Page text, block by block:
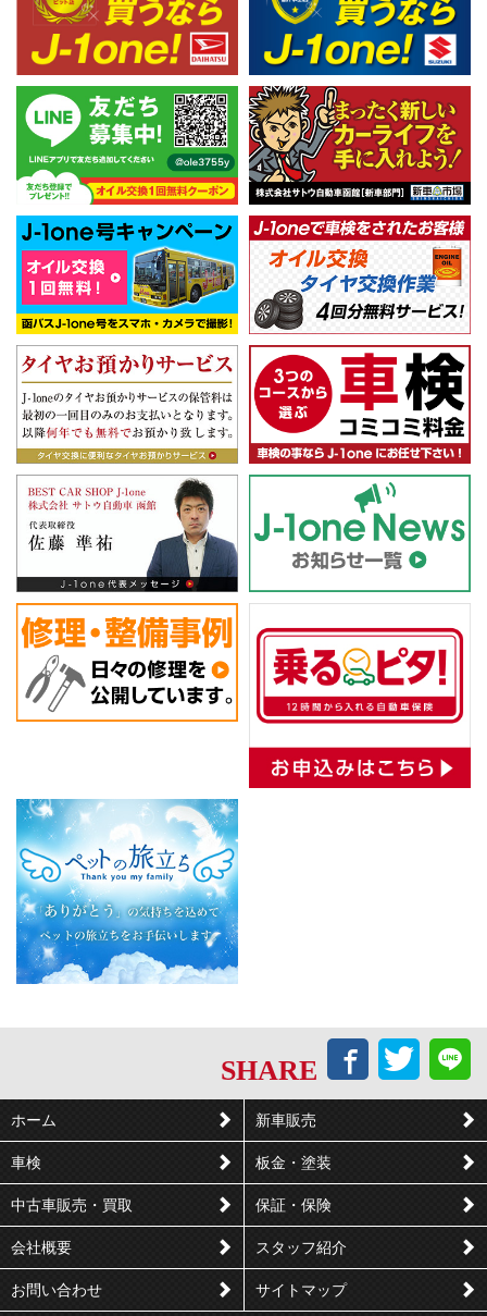
SHARE
Facebook
で
ェ
ア
で
ぶ
や
ホーム 新車販売
車検 板金・塗装
中古車販売・買取 保証・保険
会社概要 スタッフ紹介
お問い合わせ サイトマップ